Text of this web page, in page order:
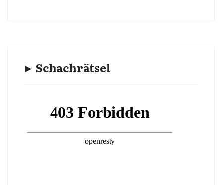
► Schachrätsel